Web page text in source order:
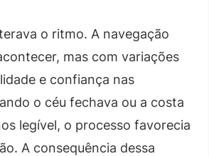
o ritmo. A navegação
mas com variações
e confiança nas
o céu fechava ou a costa
legível, o processo favorecia
A consequência dessa